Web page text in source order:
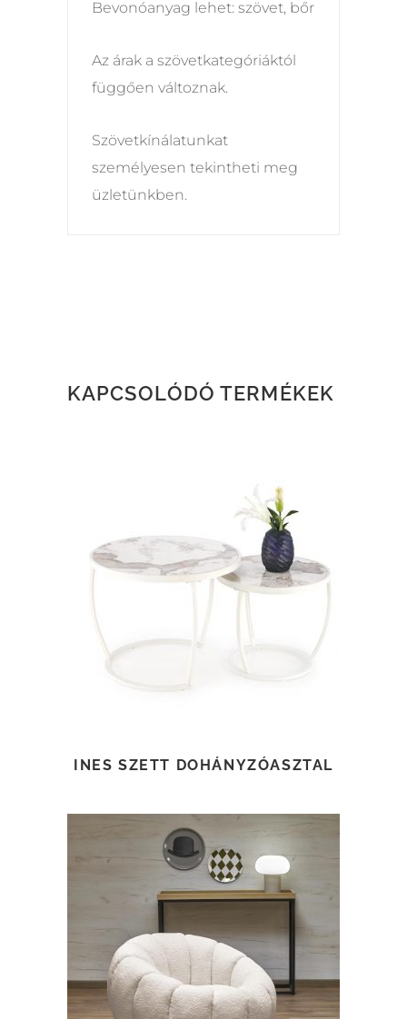
Bevonóanyag lehet: szövet, bőr
Az árak a szövetkategóriáktól
függően változnak.
Szövetkínálatunkat
személyesen tekintheti meg
üzletünkben.
KAPCSOLÓDÓ TERMÉKEK
INES SZETT DOHÁNYZÓASZTAL
TOVÁBB OLVASOM